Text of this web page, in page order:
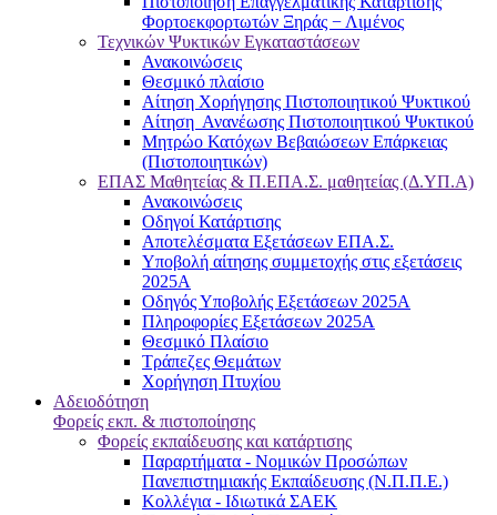
Φορτοεκφορτωτών Ξηράς − Λιμένος
Τεχνικών Ψυκτικών Εγκαταστάσεων
Ανακοινώσεις
Θεσμικό πλαίσιο
Αίτηση Χορήγησης Πιστοποιητικού Ψυκτικού
Αίτηση Ανανέωσης Πιστοποιητικού Ψυκτικού
Μητρώο Κατόχων Βεβαιώσεων Επάρκειας
(Πιστοποιητικών)
ΕΠΑΣ Μαθητείας & Π.ΕΠΑ.Σ. μαθητείας (Δ.ΥΠ.Α)
Ανακοινώσεις
Oδηγοί Κατάρτισης
Αποτελέσματα Εξετάσεων ΕΠΑ.Σ.
Υποβολή αίτησης συμμετοχής στις εξετάσεις
2025Α
Οδηγός Υποβολής Εξετάσεων 2025A
Πληροφορίες Εξετάσεων 2025Α
Θεσμικό Πλαίσιο
Τράπεζες Θεμάτων
Χορήγηση Πτυχίου
Αδειοδότηση
Φορείς εκπ. & πιστοποίησης
Φορείς εκπαίδευσης και κατάρτισης
Παραρτήματα - Νομικών Προσώπων
Πανεπιστημιακής Εκπαίδευσης (Ν.Π.Π.Ε.)
Κολλέγια - Ιδιωτικά ΣΑΕΚ